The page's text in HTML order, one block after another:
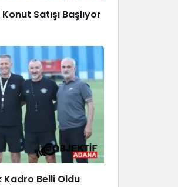
Satışı Başlıyor
Kadro Belli Oldu